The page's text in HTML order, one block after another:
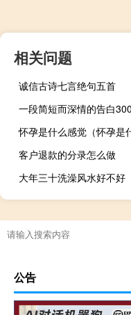
相关问题
诚信古诗七言绝句五首
客户退款的分录怎么做
大年三十洗澡风水好不好
公告